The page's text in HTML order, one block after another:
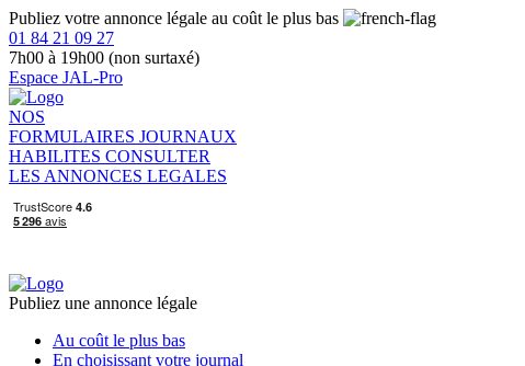
Publiez votre annonce légale au coût le plus bas
01 84 21 09 27
7h00 à 19h00 (non surtaxé)
Espace JAL-Pro
NOS
FORMULAIRES JOURNAUX
HABILITES CONSULTER
LES ANNONCES LEGALES
Publiez une annonce légale
Au coût le plus bas
En choisissant votre journal